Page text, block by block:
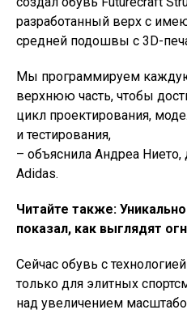
разработанный верх с
средней подошвы с 3D-
Мы программируем
верхнюю часть, чтобы
цикл проектирования,
и тестирования,
– объяснила Андреа
Adidas.
Читайте также:
показал, как выглядят
Сейчас обувь с
только для элитных
над увеличением